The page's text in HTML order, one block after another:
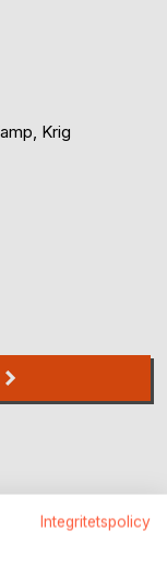
Krig
Integritetspolicy